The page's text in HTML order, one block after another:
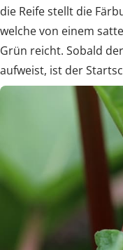
die Reife stellt die
welche von einem
Grün reicht. Sobald
aufweist, ist der